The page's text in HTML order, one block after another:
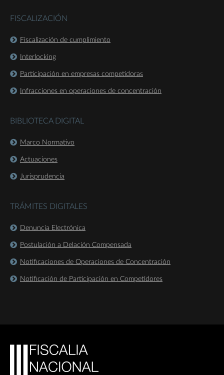
FISCALIZACIÓN
Fiscalización de cumplimiento
Interlocking
Participación en empresas competidoras
Infracciones en operaciones de concentración
BIBLIOTECA DIGITAL
Marco Normativo
Actuaciones
Jurisprudencia
TRÁMITES DIGITALES
Denuncia Electrónica
Postulación a Delación Compensada
Notificaciones de Operaciones de Concentración
Notificación de Participación en Competidores